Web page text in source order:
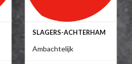
SLAGERS-ACHTERHAM
Ambachtelijk